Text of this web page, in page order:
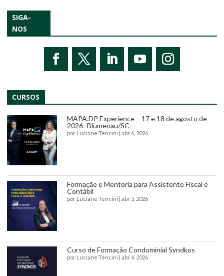
SIGA-
NOS
CURSOS
MAPA.DP Experience – 17 e 18 de agosto de
2026 -Blumenau/SC
por Luciane Tencini | abr 6, 2026
Formação e Mentoria para Assistente Fiscal e
Contábil
por Luciane Tencini | abr 5, 2026
Curso de Formação Condominial Syndkos
por Luciane Tencini | abr 4, 2026